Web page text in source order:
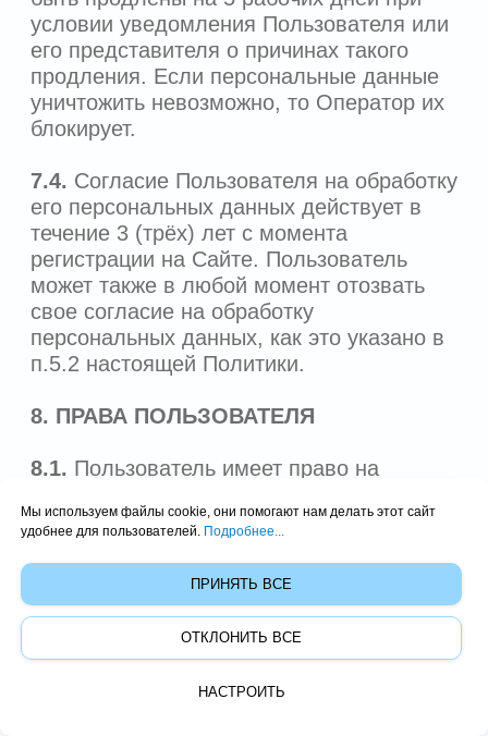
вопросам, касающимся обработки его
персональных данных, обратившись к
Оператору с помощью электронной
почты info@kdclinic.ru.
https://kdclinic.ru/
ООО «Эйприл дизайн»
2026
Мы используем файлы cookie, они помогают нам делать этот сайт
удобнее для пользователей. Подробнее...
ПРИНЯТЬ ВСЕ
ОТКЛОНИТЬ ВСЕ
НАСТРОИТЬ